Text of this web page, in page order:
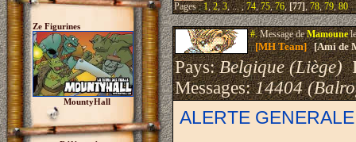
Ze Figurines
MountyHall
Pages :1,2,3, ... ,74,75,76,[77],78,79,80
#.Message deMamoune
[MH Team][Ami de
Pays:Belgique (Liège)
Messages:14404
ALERTE